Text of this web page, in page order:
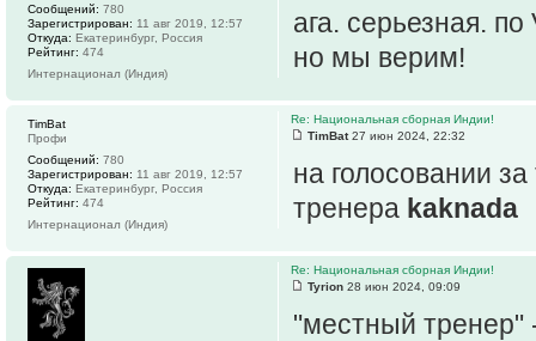
ага. серьезная.
но мы верим!
Сообщений: 780
Зарегистрирован: 11 авг 2019, 12:57
Откуда: Екатеринбург, Россия
Рейтинг: 474
Интернационал (Индия)
Re: Национальная сборная Индии!
TimBat27 июн 2024, 22:32
на голосовании
тренера kaknada
TimBat
Профи
Сообщений: 780
Зарегистрирован: 11 авг 2019, 12:57
Откуда: Екатеринбург, Россия
Рейтинг: 474
Интернационал (Индия)
Re: Национальная сборная Индии!
Tyrion 28 июн 2024, 09:09
"местный тренер"